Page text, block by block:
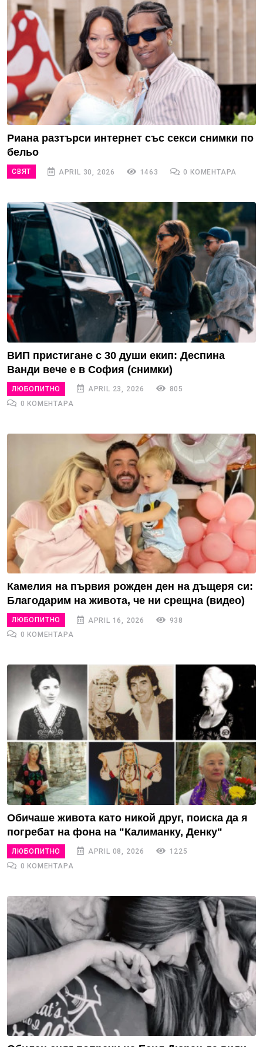
Риана разтърси интернет със секси снимки по
бельо
СВЯТ APRIL 30, 2026 1463 0 КОМЕНТАРА
ВИП пристигане с 30 души екип: Деспина
Ванди вече е в София (снимки)
ЛЮБОПИТНО APRIL 23, 2026
805
0 КОМЕНТАРА
Камелия на първия рожден ден на дъщеря си:
Благодарим на живота, че ни срещна (видео)
ЛЮБОПИТНО APRIL 16, 2026
938
0 КОМЕНТАРА
Обичаше живота като никой друг, поиска да я
погребат на фона на "Калиманку, Денку"
ЛЮБОПИТНО APRIL 08, 2026
1225
0 КОМЕНТАРА